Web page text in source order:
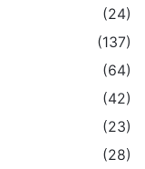
(24)
(137)
(64)
(42)
(23)
(28)